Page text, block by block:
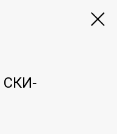
СКИ-